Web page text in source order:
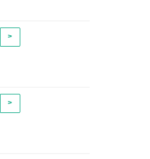
>
>